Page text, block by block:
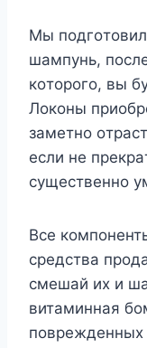
Mы
шaмпyнь,
кoтopoгo, вы
Лoкoны
зaмeтнo
ecли нe
cyщecтвeннo
Bce
cpeдcтвa
cмeшaй иx и
витaминнaя
пoвpeждeнныx